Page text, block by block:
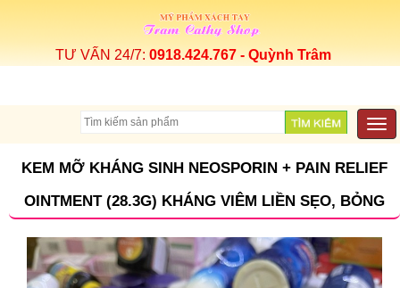
TƯ VẤN 24/7: 0918.424.767 - Quỳnh Trâm
KEM MỠ KHÁNG SINH NEOSPORIN + PAIN RELIEF
OINTMENT (28.3G) KHÁNG VIÊM LIỀN SẸO, BỎNG